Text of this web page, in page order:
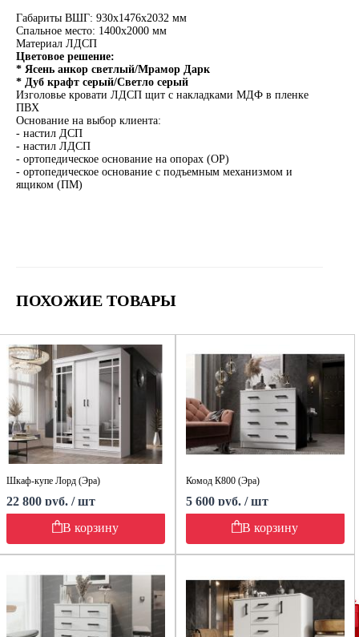
Габариты ВШГ: 930х1476х2032 мм
Спальное место: 1400х2000 мм
Материал ЛДСП
Цветовое решение:
* Ясень анкор светлый/Мрамор Дарк
* Дуб крафт серый/Светло серый
Изголовье кровати ЛДСП щит с накладками МДФ в пленке
ПВХ
Основание на выбор клиента:
- настил ДСП
- настил ЛДСП
- ортопедическое основание на опорах (ОР)
- ортопедическое основание с подъемным механизмом и
ящиком (ПМ)
ПОХОЖИЕ ТОВАРЫ
Шкаф-купе Лорд (Эра)
22 800 руб. / шт
В корзину
Комод К800 (Эра)
5 600 руб. / шт
В корзину